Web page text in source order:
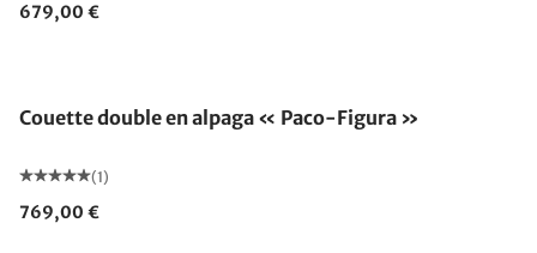
679,00 €
Couette double en alpaga « Paco-Figura »
(1)
769,00 €